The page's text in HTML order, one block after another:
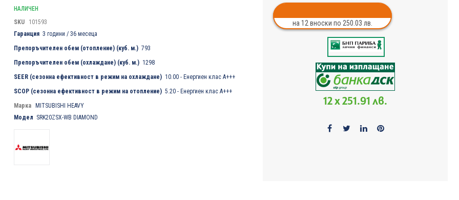
НАЛИЧЕН
SKU
101593
Гаранция 3 години / 36 месеца
Препоръчителен обем (отопление) (куб. м.) 793
Препоръчителен обем (охлаждане) (куб. м.) 1298
SEER (сезонна ефективност в режим на охлаждане) 10.00 - Енергиен клас А+++
SCOP (сезонна ефективност в режим на отопление) 5.20 - Енергиен клас А+++
Марка MITSUBISHI HEAVY
Модел SRK20ZSX-WB DIAMOND
на 12 вноски по 250.03 лв.
12 x 251.91 лв.